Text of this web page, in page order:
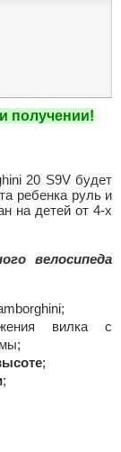
получении!
20 S9V будет
ребенка руль и
на детей от 4-х
велосипеда
вилка с
;
;